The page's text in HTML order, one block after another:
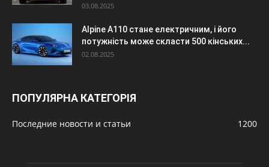
03.08.2025
Alpine A110 стане електричним, і його
потужність може скласти 500 кінських...
02.08.2025
ПОПУЛЯРНА КАТЕГОРІЯ
Последние новости и статьи 1200